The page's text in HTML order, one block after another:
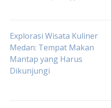
Post
navigation
Explorasi Wisata Kuliner
Medan: Tempat Makan
Mantap yang Harus
Dikunjungi